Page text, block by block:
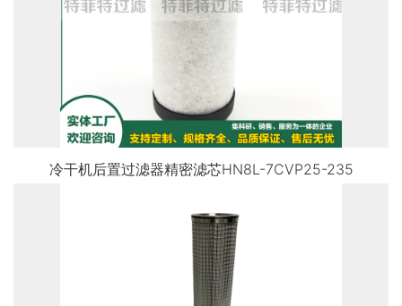
冷干机后置过滤器精密滤芯HN8L-7CVP25-235